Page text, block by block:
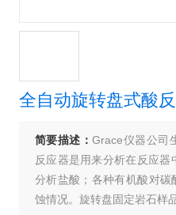
全自动旋转盘式酸
简要描述：Grace仪器公司
反应器是用来分析在反应
分析盐酸；各种有机酸对
蚀情况。旋转盘固定岩石样